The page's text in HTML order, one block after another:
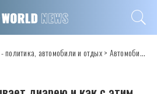
политика, автомобили и отдых> Автомобили